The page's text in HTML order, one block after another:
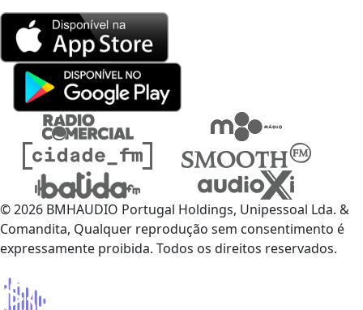
© 2026 BMHAUDIO Portugal Holdings, Unipessoal Lda. &
Comandita, Qualquer reprodução sem consentimento é
expressamente proibida. Todos os direitos reservados.